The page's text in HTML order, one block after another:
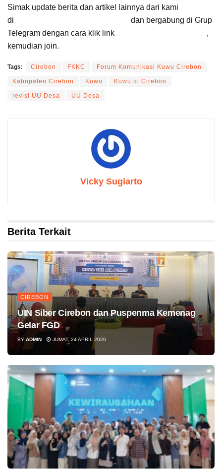
Simak update berita dan artikel lainnya dari kami
di
dan bergabung di Grup
Telegram dengan cara klik link
,
kemudian join.
Tags: Cirebon FKKC Forum Komunikasi Kuwu Cirebon
Kabupaten Cirebon Kuwu Kuwu di Cirebon
revisi UU Desa UU Desa
Vicky Sugiarto
Berita Terkait
CIREBON
UIN Siber Cirebon dan Puspenma Kemenag
Gelar FGD
BY ADMIN JUMAT, 24 APRIL 2026